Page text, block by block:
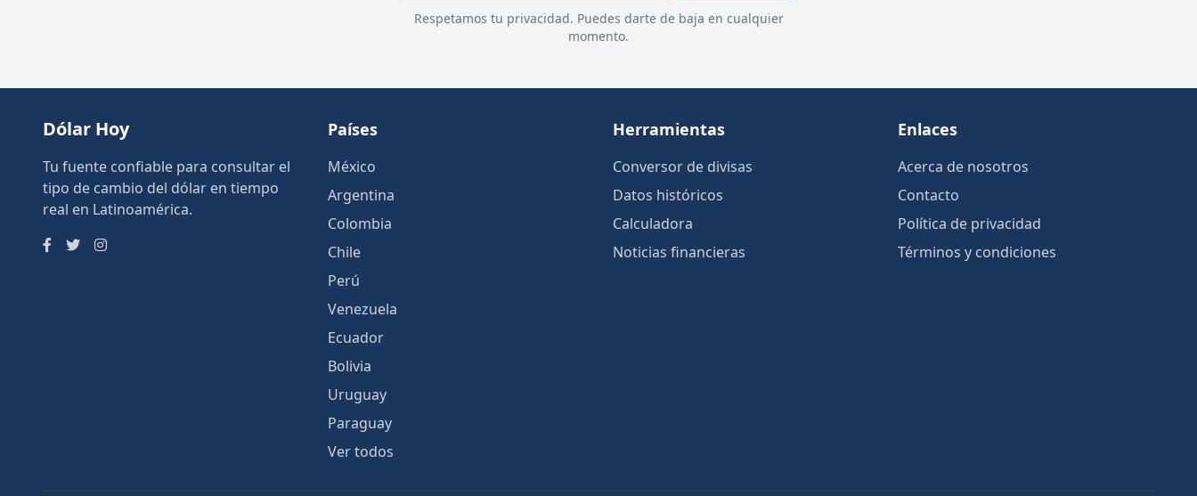
Respetamos tu privacidad. Puedes darte de baja en cualquier
momento.
Dólar Hoy
Tu fuente confiable para consultar el
tipo de cambio del dólar en tiempo
real en Latinoamérica.
Países
México
Argentina
Colombia
Chile
Perú
Venezuela
Ecuador
Bolivia
Uruguay
Paraguay
Ver todos
Herramientas
Conversor de divisas
Datos históricos
Calculadora
Noticias financieras
Enlaces
Acerca de nosotros
Contacto
Política de privacidad
Términos y condiciones